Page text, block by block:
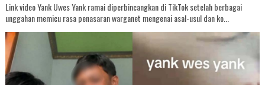
Link video Yank Uwes Yank ramai diperbincangkan di TikTok setelah berbagai
unggahan memicu rasa penasaran warganet mengenai asal-usul dan ko...